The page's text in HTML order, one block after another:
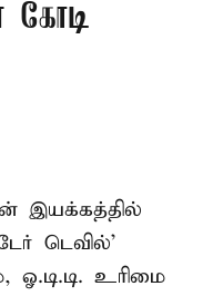
கோடி
இயக்கத்தில்
டெவில்'
உரிமை